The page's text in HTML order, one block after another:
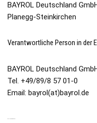
BAYROL Deutschland
Planegg-Steinkirchen
Verantwortliche Person in der
BAYROL Deutschland
Tel. +49/89/8 57 01-0
Email: bayrol(at)bayrol.de